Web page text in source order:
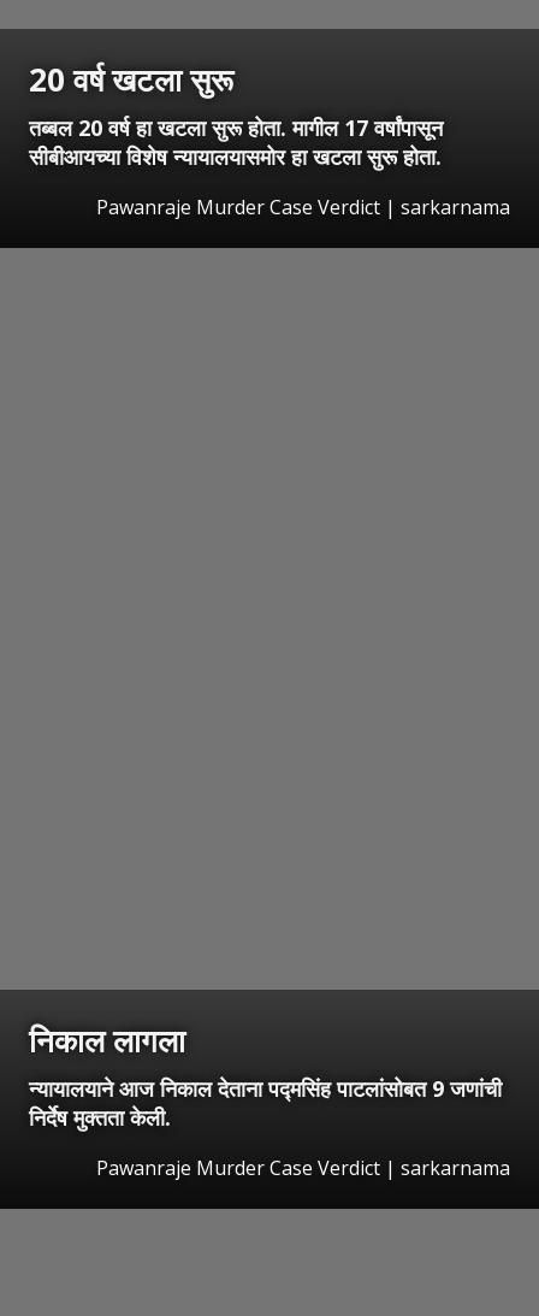
20 वर्ष खटला सुरू
तब्बल 20 वर्ष हा खटला सुरू होता. मागील 17 वर्षांपासून
सीबीआयच्या विशेष न्यायालयासमोर हा खटला सुरू होता.
Pawanraje Murder Case Verdict | sarkarnama
निकाल लागला
न्यायालयाने आज निकाल देताना पद्मसिंह पाटलांसोबत 9 जणांची
निर्देष मुक्तता केली.
Pawanraje Murder Case Verdict | sarkarnama